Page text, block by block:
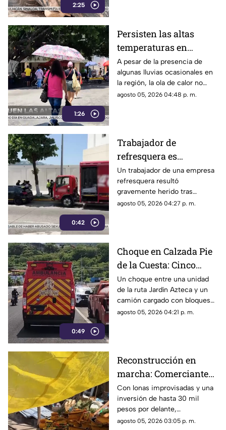
2:25
automóviles abandonados en la
vía pública.
1:26
Persisten las altas
temperaturas en
Guerrero por efecto de
la canícula
A pesar de la presencia de
algunas lluvias ocasionales en
la región, la ola de calor no
cede en el estado de Guerrero.
agosto 05, 2026 04:48 p. m.
0:42
Trabajador de
refresquera es
atropellado en la
Costera Miguel Alemán
Un trabajador de una empresa
refresquera resultó
gravemente herido tras
resbalar de su camión y ser
agosto 05, 2026 04:27 p. m.
0:49
Choque en Calzada Pie
de la Cuesta: Cinco
lesionados tras
impacto entre combi y
camión de carga
Un choque entre una unidad
de la ruta Jardín Azteca y un
camión cargado con bloques
de concreto movilizó a los
agosto 05, 2026 04:21 p. m.
Reconstrucción en
marcha: Comerciantes
del Mercado Central de
Acapulco se levantan
tras la explosión
Con lonas improvisadas y una
inversión de hasta 30 mil
pesos por delante,
comerciantes del Mercado
agosto 05, 2026 03:05 p. m.